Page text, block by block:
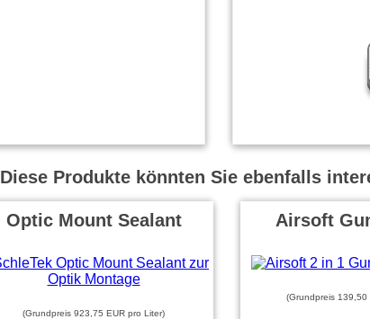
Diese Produkte könnten Sie ebenfalls
Optic Mount Sealant
(Grundpreis 923,75 EUR pro Liter)
Airsoft
(Grundpreis 139,50